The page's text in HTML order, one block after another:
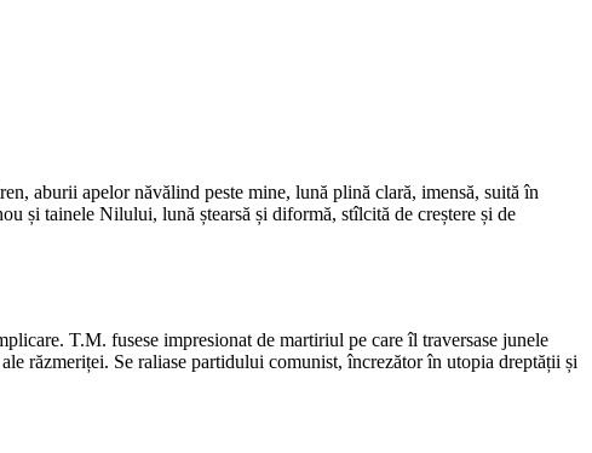
aburii apelor năvălind peste mine, lună plină clară, imensă, suită în
și tainele Nilului, lună ștearsă și diformă, stîlcită de creștere și de
T.M. fusese impresionat de martiriul pe care îl traversase junele
răzmeriței. Se raliase partidului comunist, încrezător în utopia dreptății și